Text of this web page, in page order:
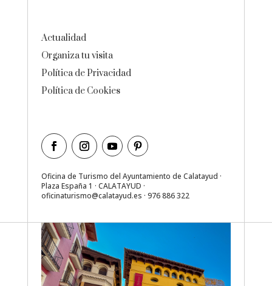
Actualidad
Organiza tu visita
Política de Privacidad
Política de Cookies
Oficina de Turismo del Ayuntamiento de Calatayud ·
Plaza España 1 · CALATAYUD ·
oficinaturismo@calatayud.es · 976 886 322